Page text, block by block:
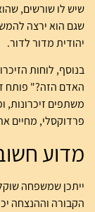
שיש לו שורשים,
שגם הוא ירצה
יהודית מדור לדור.
בנוסף, לוחות
האדם הזה?" פותח
משתפים
פרדוקסלי, מחיים
מדוע
ייתכן שמשפחה
הקבורה וההנצחה